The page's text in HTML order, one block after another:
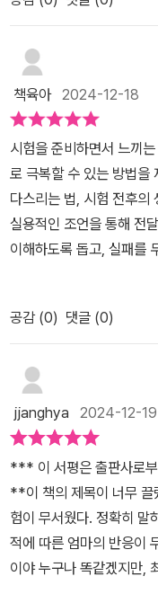
게 만들어주는 열쇠처럼
지, 재잘재잘 떠들어댔다
금처럼 행복하게 잘 자라
였다.7-8살 정도의 아이를
아와 관련된 되도 않는
는게 백배천배 나을것 같
속 이어졌으면 좋겠다.​​​​#
과모음#이럴때는어떻게
인증도서#대한초등교사
텐데... 완벽하게 잘하기만을 바랬던 것같아요ㅜ 엄마가 화를 내를 장
면에서 아이는 시우의마
많이미안해지더라구요
써보고 싶다고 합니다.✅️
학년친구들이 일상에서
초등학생 뿐 만 아니라 시
야기 인 것 같았어요.앞으
을함께 버텨내야 하는 엄
말 보다는 '이렇게 밖에 못했어?' 라는말을 먼저 하지
어요!아이에게 격려와 따
😁출판사로 부터 도서를
책육아2024-12-18
시험을 준비하면서 느끼
로 극복할 수 있는 방법을
다스리는 법, 시험 전후의
실용적인 조언을 통해 전
이해하도록 돕고, 실패를
아지는 모습을 보며 저
생각하게 되었답니다.시
을 성장시키는 중요한 계
시험 준비 과정에서 긍정
사로부터 도서 협찬을 받
함]
공감 (0) 댓글 (0)
jjanghya 2024-12-19
*** 이 서평은 출판사로
**이 책의 제목이 너무 끌
험이 무서웠다. 정확히 말
적에 따른 엄마의 반응이
이야 누구나 똑같겠지만,